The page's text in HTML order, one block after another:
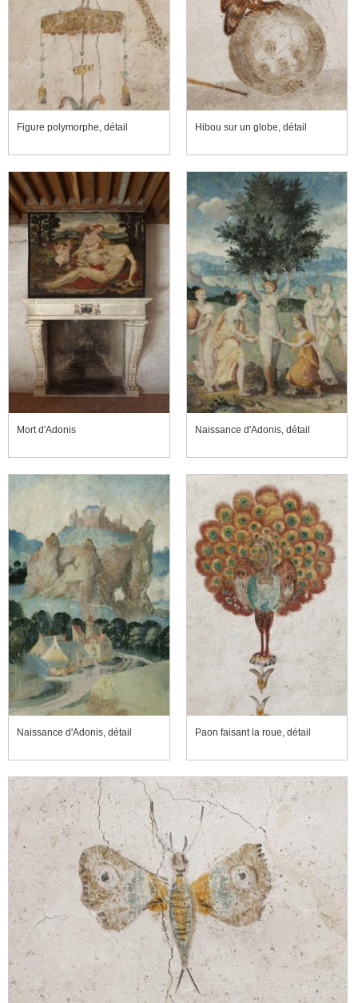
Figure polymorphe, détail Hibou sur un globe, détail
Mort d'Adonis Naissance d'Adonis, détail
Naissance d'Adonis, détail Paon faisant la roue, détail